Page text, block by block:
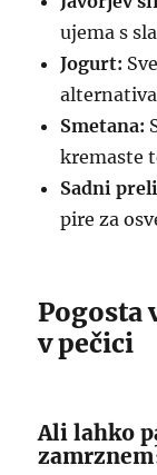
ujema s
Jogurt:
Smetana:
kremaste
Sadni
pire za
Pogosta
v pečici
Ali lahko